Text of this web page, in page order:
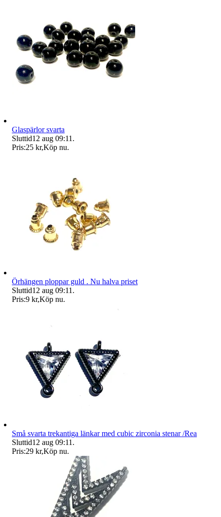
Glaspärlor svarta
Sluttid12 aug 09:11 .
Pris:25 kr,Köp nu.
Örhängen ploppar guld . Nu halva priset
Sluttid12 aug 09:11 .
Pris:9 kr,Köp nu.
Små svarta trekantiga länkar med cubic zirconia stenar /Rea
Sluttid12 aug 09:11 .
Pris:29 kr,Köp nu.